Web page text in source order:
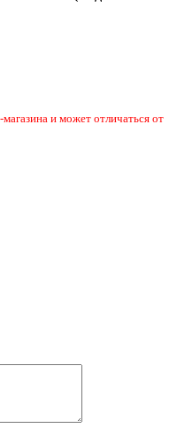
и может отличаться от